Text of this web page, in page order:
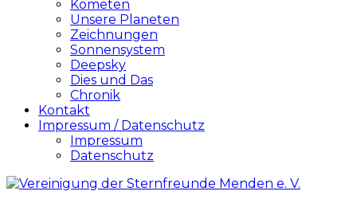
Kometen
Unsere Planeten
Zeichnungen
Sonnensystem
Deepsky
Dies und Das
Chronik
Kontakt
Impressum / Datenschutz
Impressum
Datenschutz